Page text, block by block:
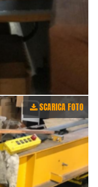
SCARICA FOTO